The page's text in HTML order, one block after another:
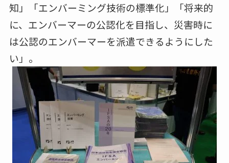
知」「エンバーミング技術の標準化」「将来的
に、エンバーマーの公認化を目指し、災害時に
は公認のエンバーマーを派遣できるようにした
い」。